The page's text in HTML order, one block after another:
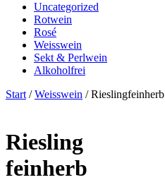
Uncategorized
Rotwein
Rosé
Weisswein
Sekt & Perlwein
Alkoholfrei
Start/Weisswein / Rieslingfeinherb
Riesling
feinherb